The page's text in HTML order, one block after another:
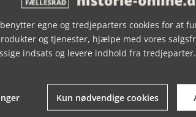
om russertiden på Bornholm. Begivenheder,
tyske flygtninge, bliver nærværende i al deres
fra de bornholmske byer er nok
heraf for mange bornholmere, fx historien om
gav sig, da faderen havde fundet en
er så at sige fotos på hver eneste side. Det øger
Vibeke Knudsen fra Bornholms Museum har
øge bogens værdi ved et samarbejde om
egne og tredjeparters cookies for at
og tjenester, hjælpe med vores
indsats og levere indhold fra
Kun nødvendige cookies